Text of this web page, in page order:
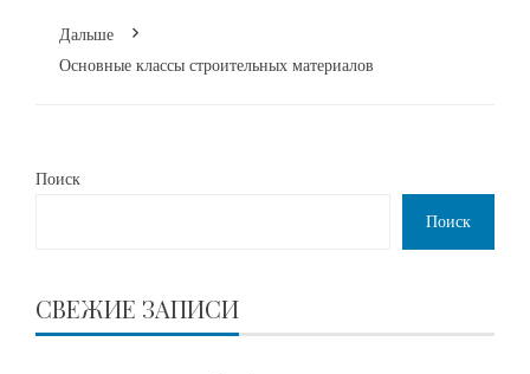
Дальше
Основные классы строительных материалов
Поиск
Поиск
СВЕЖИЕ ЗАПИСИ